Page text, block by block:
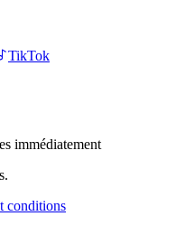
TikTok
immédiatement
conditions